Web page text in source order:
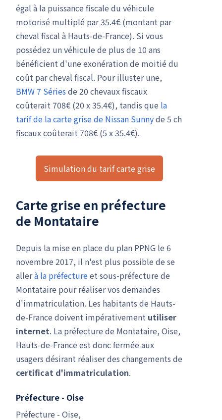
égal à la puissance fiscale du véhicule
motorisé multiplé par 35.4€ (montant par
cheval fiscal à Hauts-de-France). Si vous
possédez un véhicule de plus de 10 ans
bénéficient d'une exonération de moitié du
coût par cheval fiscal. Pour illuster une,
BMW 7 Séries de 20 chevaux fiscaux
coûterait 708€ (20 x 35.4€), tandis que la
tarif de la carte grise de Nissan Sunnyde 5 ch
fiscaux coûterait 708€ (5 x 35.4€).
Simulation du tarif carte grise
Carte grise en préfecture
de Montataire
Depuis la mise en place du plan PPNG le 6
novembre 2017, il n'est plus possible de se
allerà la préfectureet sous-préfecture de
Montataire pour réaliser vos demandes
d'immatriculation. Les habitants de Hauts-
de-France doivent impérativement utiliser
internet. La préfecture de Montataire, Oise,
Hauts-de-France est donc fermée aux
usagers désirant réaliser des changements de
certificat d'immatriculation.
Préfecture - Oise
Préfecture - Oise,